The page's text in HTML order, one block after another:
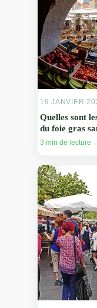
19 JANVIER
Quelles sont
du foie gras
3 min de lecture